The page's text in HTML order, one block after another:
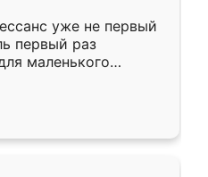
уже не первый
первый раз
маленького
,во второй раз
качеству очень
быстрая,